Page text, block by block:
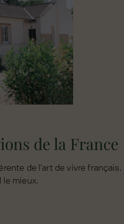
de la France
de l'art de vivre français.
mieux.